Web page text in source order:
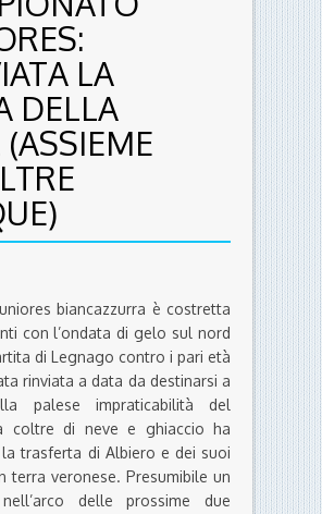
LA
DELLA
(ASSIEME
biancazzurra è costretta
con l’ondata di gelo sul nord
di Legnago contro i pari età
rinviata a data da destinarsi a
palese impraticabilità del
coltre di neve e ghiaccio ha
trasferta di Albiero e dei suoi
terra veronese. Presumibile un
delle prossime due